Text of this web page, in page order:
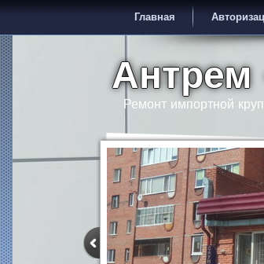
Антрем
Ремонт импортной
Главная